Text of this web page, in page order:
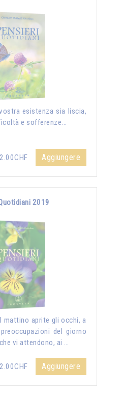
esistenza sia liscia,
e sofferenze...
Aggiungere
2019
mattino aprite gli occhi, a
del giorno
vi attendono, ai …
Aggiungere